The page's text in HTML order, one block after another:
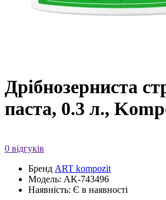
Дрібнозерниста
паста, 0.3 л.,
0 відгуків
Бренд ART kompozit
Модель: AK-743496
Наявність: Є в наявності